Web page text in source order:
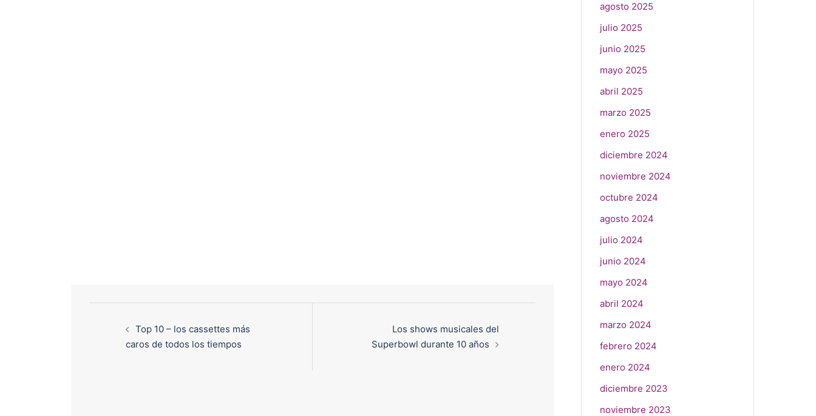
Top 10 – los cassettes más
caros de todos los tiempos
Los shows musicales del
Superbowl durante 10 años
agosto 2025
julio 2025
junio 2025
mayo 2025
abril 2025
marzo 2025
enero 2025
diciembre 2024
noviembre 2024
octubre 2024
agosto 2024
julio 2024
junio 2024
mayo 2024
abril 2024
marzo 2024
febrero 2024
enero 2024
diciembre 2023
noviembre 2023